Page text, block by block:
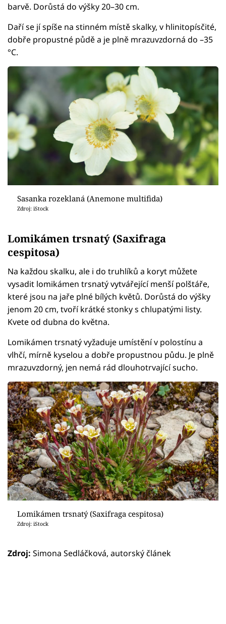
barvě. Dorůstá do výšky 20–30 cm.
Daří se jí spíše na stinném místě skalky, v hlinitopísčité,
dobře propustné půdě a je plně mrazuvzdorná do –35
°C.
Sasanka rozeklaná (Anemone multifida)
Zdroj: iStock
Lomikámen trsnatý (Saxifraga
cespitosa)
Na každou skalku, ale i do truhlíků a koryt můžete
vysadit lomikámen trsnatý vytvářející menší polštáře,
které jsou na jaře plné bílých květů. Dorůstá do výšky
jenom 20 cm, tvoří krátké stonky s chlupatými listy.
Kvete od dubna do května.
Lomikámen trsnatý vyžaduje umístění v polostínu a
vlhčí, mírně kyselou a dobře propustnou půdu. Je plně
mrazuvzdorný, jen nemá rád dlouhotrvající sucho.
Lomikámen trsnatý (Saxifraga cespitosa)
Zdroj: iStock
Zdroj: Simona Sedláčková, autorský článek